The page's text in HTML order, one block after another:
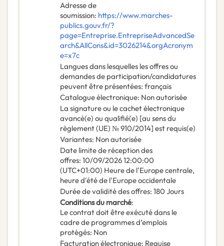
Adresse de
soumission: https://www.marches-
publics.gouv.fr/?
page=Entreprise.EntrepriseAdvancedSe
arch&AllCons&id=3026214&orgAcronym
e=x7c
Langues dans lesquelles les offres ou
demandes de participation/candidatures
peuvent être présentées: français
Catalogue électronique: Non autorisée
La signature ou le cachet électronique
avancé(e) ou qualifié(e) [au sens du
règlement (UE) № 910/2014] est requis(e)
Variantes: Non autorisée
Date limite de réception des
offres: 10/09/202612:00:00
(UTC+01:00) Heure de l'Europe centrale,
heure d'été de l'Europe occidentale
Durée de validité des offres: 180 Jours
Conditions du marché:
Le contrat doit être exécuté dans le
cadre de programmes d’emplois
protégés: Non
Facturation électronique: Requise